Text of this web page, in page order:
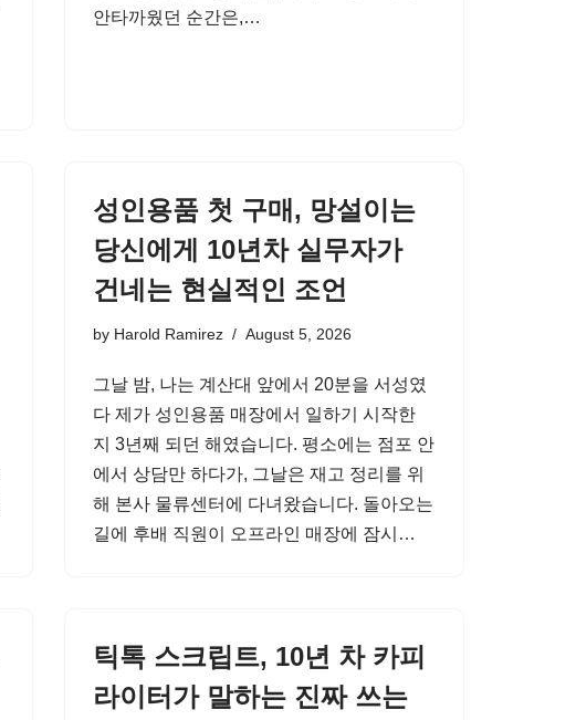
안타까웠던 순간은,…
성인용품 첫 구매, 망설이는
당신에게 10년차 실무자가
건네는 현실적인 조언
by Harold Ramirez August 5, 2026
그날 밤, 나는 계산대 앞에서 20분을 서성였
다 제가 성인용품 매장에서 일하기 시작한
지 3년째 되던 해였습니다. 평소에는 점포 안
에서 상담만 하다가, 그날은 재고 정리를 위
해 본사 물류센터에 다녀왔습니다. 돌아오는
길에 후배 직원이 오프라인 매장에 잠시…
틱톡 스크립트, 10년 차 카피
라이터가 말하는 진짜 쓰는